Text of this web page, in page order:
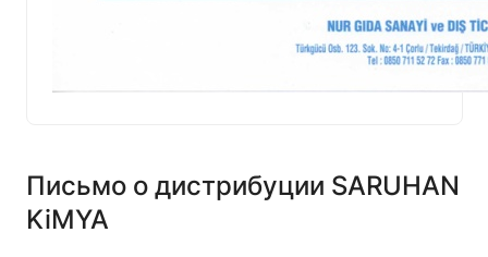
Письмо о дистрибуции SARUHAN
KiMYA